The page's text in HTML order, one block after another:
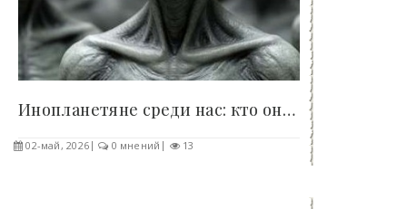
Инопланетяне среди нас: кто они, зачем пришли и..
02-май, 2026 0 мнений 13